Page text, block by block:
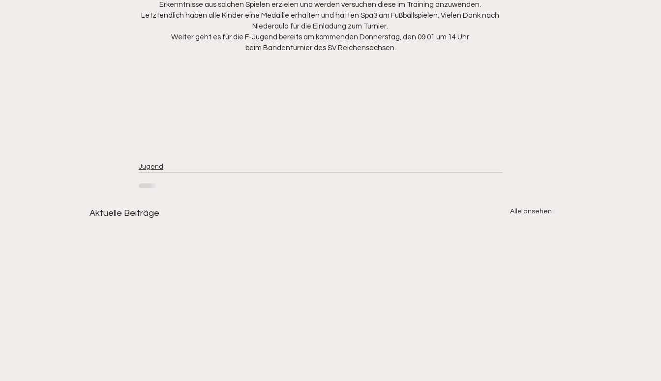
Erkenntnisse aus solchen Spielen erzielen und werden versuchen diese im Training anzuwenden.
Letztendlich haben alle Kinder eine Medaille erhalten und hatten Spaß am Fußballspielen. Vielen Dank nach
Niederaula für die Einladung zum Turnier.
Weiter geht es für die F-Jugend bereits am kommenden Donnerstag, den 09.01 um 14 Uhr
beim Bandenturnier des SV Reichensachsen.
Jugend
Aktuelle Beiträge Alle ansehen